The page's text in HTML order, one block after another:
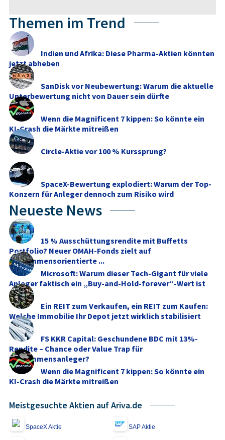
Themen im Trend
Indien und Afrika: Diese Pharma-Aktien könnten
jetzt abheben
SanDisk vor Neubewertung: Warum die aktuelle
Unterbewertung nicht von Dauer sein dürfte
Wenn die Magnificent 7 kippen: So könnte ein
KI-Crash die Märkte mitreißen
Circle-Aktie vor 100 % Kurssprung?
SpaceX-Bewertung explodiert: Warum der Top-
Konzern für Anleger dennoch zum Risiko wird
Neueste News
15 % Ausschüttungsrendite mit Buffetts
Portfolio? Neuer OMAH-Fonds zielt auf
einkommensorientierte ...
Microsoft: Warum dieser Tech-Gigant für viele
Anleger faktisch ein „Buy-and-Hold-forever“-Wert ist
Ein REIT zum Verkaufen, ein REIT zum Kaufen:
Welche Immobilie Ihr Depot jetzt wirklich stabilisiert
FS KKR Capital: Geschundene BDC mit 13%-
Rendite – Chance oder Value Trap für
Einkommensanleger?
Wenn die Magnificent 7 kippen: So könnte ein
KI-Crash die Märkte mitreißen
Meistgesuchte Aktien auf Ariva.de
SpaceX Aktie SAP Aktie